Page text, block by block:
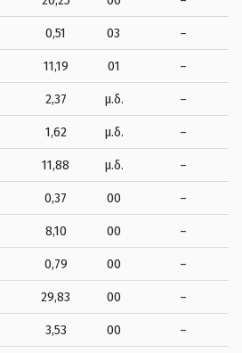
0,51 03 –
11,19 01 –
2,37 μ.δ. –
1,62 μ.δ. –
11,88 μ.δ. –
0,37 00 –
8,10 00 –
0,79 00 –
29,83 00 –
3,53 00 –